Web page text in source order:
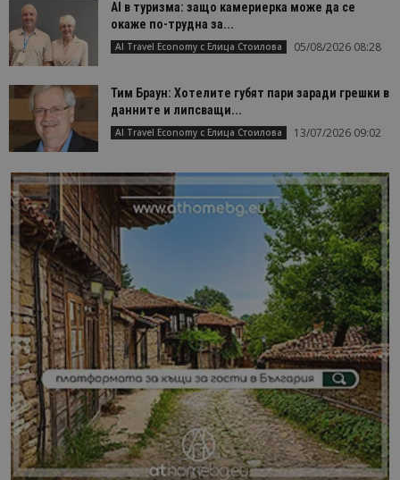
AI в туризма: защо камериерка може да се
окаже по-трудна за...
AI Travel Economy с Елица Стоилова 05/08/2026 08:28
Тим Браун: Хотелите губят пари заради грешки в
данните и липсващи...
AI Travel Economy с Елица Стоилова 13/07/2026 09:02